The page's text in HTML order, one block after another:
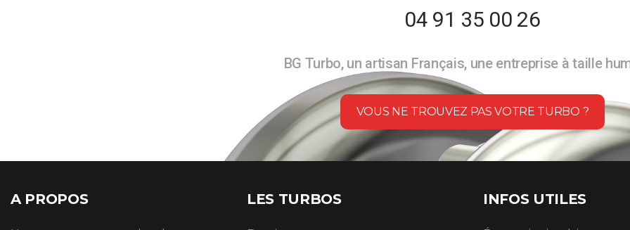
04 91 35 00 26
BG Turbo, un artisan Français, une entreprise à taille
VOUS NE TROUVEZ PAS VOTRE TURBO ?
A PROPOS LES TURBOS INFOS UTILES